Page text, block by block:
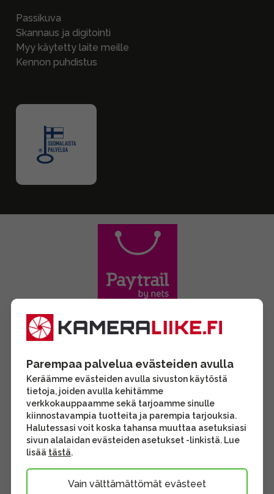
Passikuva
Skannaus ja digitointi
Myy käytetty laite meille
Kennon puhdistus
Parempaa palvelua evästeiden avulla
Keräämme evästeiden avulla sivuston käytöstä
tietoja, joiden avulla kehitämme
verkkokauppaamme sekä tarjoamme sinulle
kiinnostavampia tuotteita ja parempia tarjouksia.
Halutessasi voit koska tahansa muuttaa asetuksiasi
sivun alalaidan evästeiden asetukset -linkistä. Lue
lisää tästä.
Vain välttämättömät evästeet